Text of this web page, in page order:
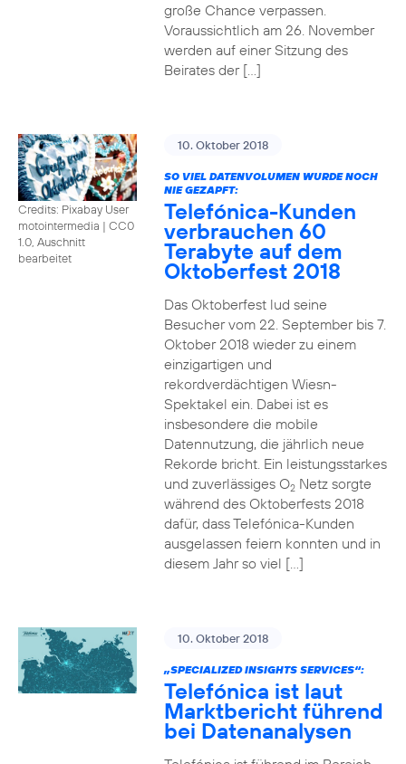
große Chance verpassen.
Voraussichtlich am 26. November
werden auf einer Sitzung des
Beirates der […]
Credits: Pixabay User
motointermedia | CC0
1.0, Auschnitt
bearbeitet
10. Oktober 2018
SO VIEL DATENVOLUMEN WURDE NOCH
NIE GEZAPFT:
Telefónica-Kunden
verbrauchen 60
Terabyte auf dem
Oktoberfest 2018
Das Oktoberfest lud seine
Besucher vom 22. September bis 7.
Oktober 2018 wieder zu einem
einzigartigen und
rekordverdächtigen Wiesn-
Spektakel ein. Dabei ist es
insbesondere die mobile
Datennutzung, die jährlich neue
Rekorde bricht. Ein leistungsstarkes
und zuverlässiges O2Netz sorgte
während des Oktoberfests 2018
dafür, dass Telefónica-Kunden
ausgelassen feiern konnten und in
diesem Jahr so viel […]
10. Oktober 2018
„SPECIALIZED INSIGHTS SERVICES“:
Telefónica ist laut
Marktbericht führend
bei Datenanalysen